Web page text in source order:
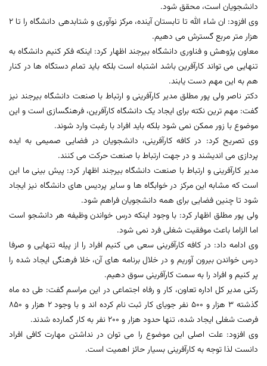
دانشجویان است، محقق شود.
وی افزود: ان شاء الله تا تابستان آینده، مرکز نوآوری و شتابدهی دانشگاه را تا 2
هزار متر مربع گسترش می دهیم.
معاون پژوهش و فناوری دانشگاه بیرجند اظهار کرد: اینکه فکر کنیم دانشگاه به
تنهایی می تواند کارآفرین باشد اشتباه است بلکه باید تمام دستگاه ها در کنار
هم به این مهم دست یابند.
دکتر ناصر ولی پور مطلق مدیر کارآفرینی و ارتباط با صنعت دانشگاه بیرجند نیز
گفت: مهم ترین نکته برای ایجاد یک دانشگاه کارآفرین، فرهنگسازی است و این
موضوع با زور ممکن نمی شود بلکه باید افراد با رغبت وارد شوند.
وی تصریح کرد: در کافه کارآفرینی، دانشجویان در فضایی صمیمی به ایده
پردازی می اندیشند و در جهت ارتباط با صنعت حرکت می کنند.
مدیر کارآفرینی و ارتباط با صنعت دانشگاه بیرجند اظهار کرد: پیش بینی ما این
است که مشابه این مرکز در خوابگاه ها و سایر پردیس های دانشگاه نیز ایجاد
شود تا چنین فضایی برای همه دانشجویان فراهم شود.
ولی پور مطلق اظهار کرد: با وجود اینکه درس خواندن وظیفه هر دانشجو است
اما الزاما باعث موفقیت شغلی فرد نمی شود.
وی ادامه داد: در کافه کارآفرینی سعی می کنیم افراد را از پیله تنهایی و صرفا
درس خواندن بیرون آوریم و در خلال برنامه های آن، خلا فرهنگی ایجاد شده را
پر کنیم و افراد را به سمت کارآفرینی سوق دهیم.
رکنی مدیر کل اداره تعاون، کار و رفاه اجتماعی در این مراسم گفت: طی ده ماه
گذشته 3 هزار و 500 نفر جویای کار ثبت نام کرده اند و با وجود 2 هزار و 850
فرصت شغلی ایجاد شده، تنها حدود هزار و 200 نفر به کار گمارده شدند.
وی افزود: علت اصلی این موضوع را می توان در نداشتن مهارت کافی افراد
دانست لذا توجه به کارآفرینی بسیار حائز اهمیت است.